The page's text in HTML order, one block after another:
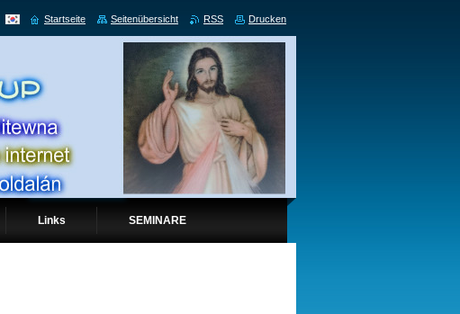
Links SEMINARE
Startseite Seitenübersicht RSS Drucken